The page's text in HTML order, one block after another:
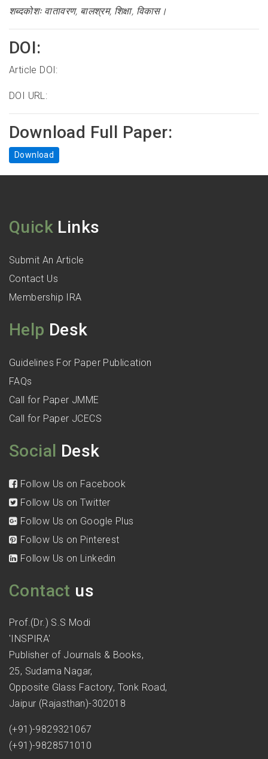
शब्दकोशः वातावरण, बालश्रम, शिक्षा, विकास।
DOI:
Article DOI:
DOI URL:
Download Full Paper:
Download
Quick Links
Submit An Article
Contact Us
Membership IRA
Help Desk
Guidelines For Paper Publication
FAQs
Call for Paper JMME
Call for Paper JCECS
Social Desk
Follow Us on Facebook
Follow Us on Twitter
Follow Us on Google Plus
Follow Us on Pinterest
Follow Us on Linkedin
Contact us
Prof.(Dr.) S.S Modi
'INSPIRA'
Publisher of Journals & Books,
25, Sudama Nagar,
Opposite Glass Factory, Tonk Road,
Jaipur (Rajasthan)-302018
(+91)-9829321067
(+91)-9828571010